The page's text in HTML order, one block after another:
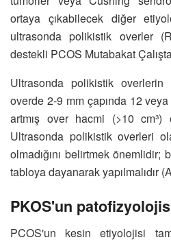
ortaya çıkabilecek diğer
ultrasonda polikistik overler
destekli PCOS Mutabakat
Ultrasonda polikistik
overde 2-9 mm çapında 12
artmış over hacmi (>10 cm³)
Ultrasonda polikistik overleri
olmadığını belirtmek
tabloya dayanarak yapılmalıdır
PKOS'un
PCOS'un kesin etiyolojisi tam